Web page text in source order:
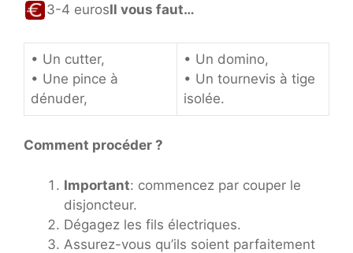
3-4 eurosIl vous faut…
• Un cutter,
• Une pince à
dénuder,
• Un domino,
• Un tournevis à tige
isolée.
Comment procéder ?
Important: commencez par couper le
disjoncteur.
Dégagez les fils électriques.
Assurez-vous qu’ils soient parfaitement